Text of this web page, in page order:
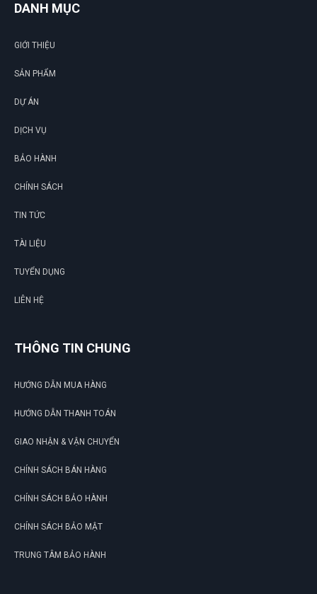
TP
Thiên Phước
DANH MỤC
GIỚI THIỆU
SẢN PHẨM
DỰ ÁN
DỊCH VỤ
BẢO HÀNH
CHÍNH SÁCH
TIN TỨC
TÀI LIỆU
TUYỂN DỤNG
LIÊN HỆ
THÔNG TIN CHUNG
HƯỚNG DẪN MUA HÀNG
HƯỚNG DẪN THANH TOÁN
GIAO NHẬN & VẬN CHUYỂN
CHÍNH SÁCH BÁN HÀNG
CHÍNH SÁCH BẢO HÀNH
CHÍNH SÁCH BẢO MẬT
TRUNG TÂM BẢO HÀNH